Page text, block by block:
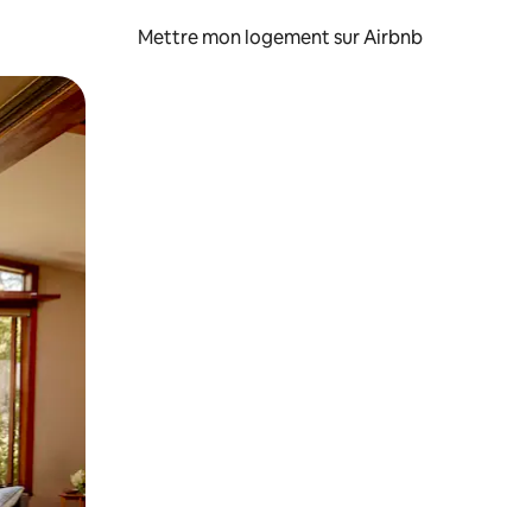
Mettre mon logement sur Airbnb
glisser.